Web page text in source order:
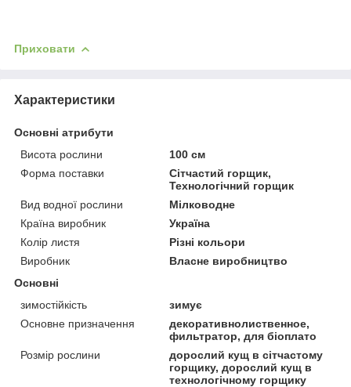
Приховати
Характеристики
Основні атрибути
Висота рослини
100 см
Форма поставки
Сітчастий горщик,
Технологічний горщик
Вид водної рослини
Мілководне
Країна виробник
Україна
Колір листя
Різні кольори
Виробник
Власне виробництво
Основні
зимостійкість
зимує
Основне призначення
декоративнолиственное,
фильтратор, для біоплато
Розмір рослини
дорослий кущ в сітчастому
горщику, дорослий кущ в
технологічному горщику